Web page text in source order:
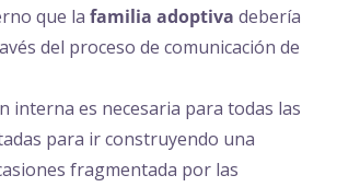
que la familia adoptiva debería
del proceso de comunicación de
interna es necesaria para todas las
para ir construyendo una
fragmentada por las